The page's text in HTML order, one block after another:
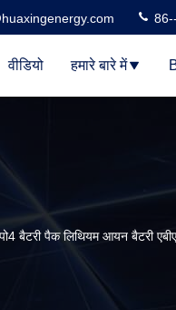
वीडियो हमारे बारे में
बैटरी पैक लिथियम आयन बैटरी